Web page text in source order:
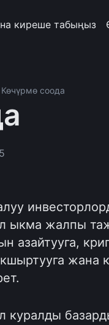
киреше табыңыз
Көчүрмө соода
ыкма жалпы
азайтууга,
жана
куралды